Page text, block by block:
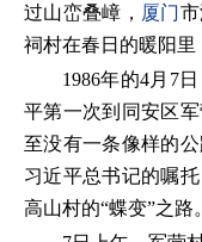
过山峦叠嶂， 厦门
祠村在春日的暖阳里
1986年的4月7
平第一次到同安区
至没有一条像样的
习近平总书记的嘱
高山村的“蝶变”之路。